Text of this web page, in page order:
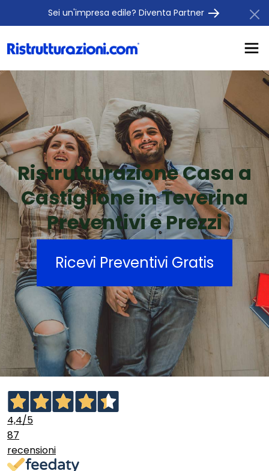
Sei un'impresa edile? Diventa Partner
Ristrutturazione Casa a
Castiglione in Teverina
Preventivi e Prezzi
Ricevi Preventivi Gratis
4,4/5
87
recensioni